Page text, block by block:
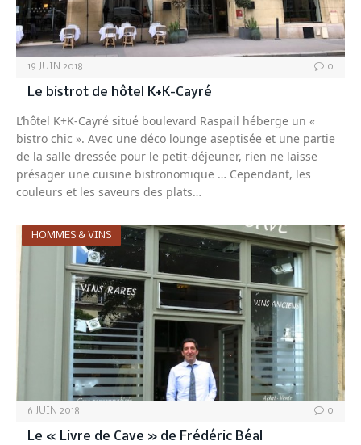
19 JUIN 2018 0
Le bistrot de hôtel K+K-Cayré
L’hôtel K+K-Cayré situé boulevard Raspail héberge un «
bistro chic ». Avec une déco lounge aseptisée et une partie
de la salle dressée pour le petit-déjeuner, rien ne laisse
présager une cuisine bistronomique … Cependant, les
couleurs et les saveurs des plats…
HOMMES & VINS
6 JUIN 2018 0
Le « Livre de Cave » de Frédéric Béal